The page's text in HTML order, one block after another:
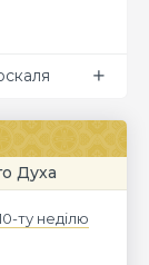
Духа
ту неділю